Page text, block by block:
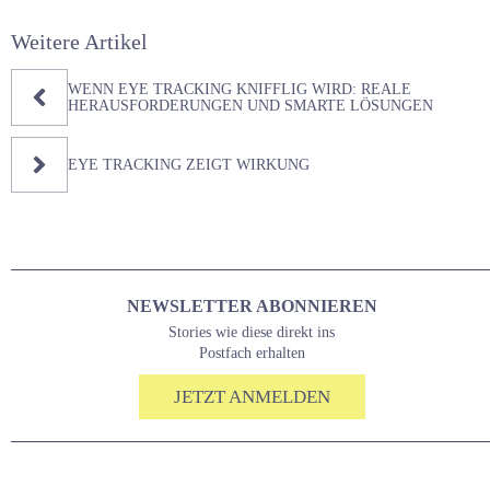
Weitere Artikel
WENN EYE TRACKING KNIFFLIG WIRD: REALE
HERAUSFORDERUNGEN UND SMARTE LÖSUNGEN
EYE TRACKING ZEIGT WIRKUNG
NEWSLETTER ABONNIEREN
Stories wie diese direkt ins
Postfach erhalten
JETZT ANMELDEN